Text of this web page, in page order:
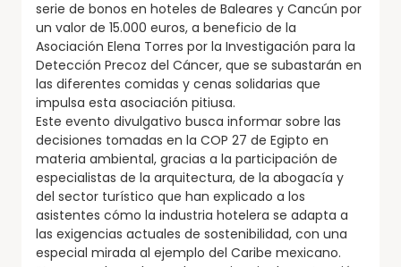
serie de bonos en hoteles de Baleares y Cancún por
un valor de 15.000 euros, a beneficio de la
Asociación Elena Torres por la Investigación para la
Detección Precoz del Cáncer, que se subastarán en
las diferentes comidas y cenas solidarias que
impulsa esta asociación pitiusa.
Este evento divulgativo busca informar sobre las
decisiones tomadas en la COP 27 de Egipto en
materia ambiental, gracias a la participación de
especialistas de la arquitectura, de la abogacía y
del sector turístico que han explicado a los
asistentes cómo la industria hotelera se adapta a
las exigencias actuales de sostenibilidad, con una
especial mirada al ejemplo del Caribe mexicano.